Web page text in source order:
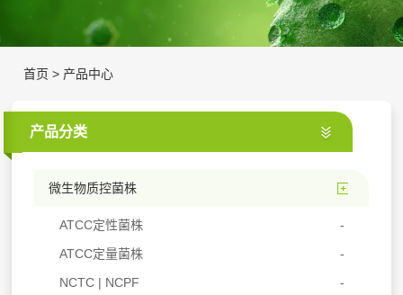
首页 > 产品中心
产品分类
微生物质控菌株
ATCC定性菌株
ATCC定量菌株
NCTC | NCPF